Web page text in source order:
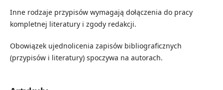
Inne rodzaje przypisów wymagają dołączenia do pracy
kompletnej literatury i zgody redakcji.
Obowiązek ujednolicenia zapisów bibliograficznych
(przypisów i literatury) spoczywa na autorach.